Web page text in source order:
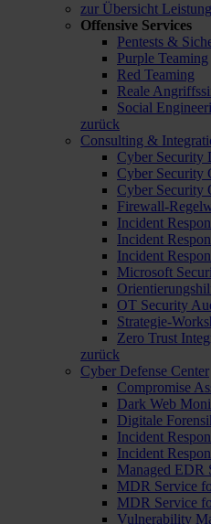
zur Übersicht
Offensive Services
Pentests &
Purple Teaming
Red Teaming
Reale
Social
zurück
Consulting &
Cyber Security
Cyber Security
Cyber Security
Firewall-
Incident
Incident
Incident
Microsoft
OT Security
Strategie-
Zero Trust
zurück
Cyber Defense Center
Compromise
Dark Web
Digitale
Incident
Incident
Managed EDR
MDR Service
MDR Service
Vulnerability